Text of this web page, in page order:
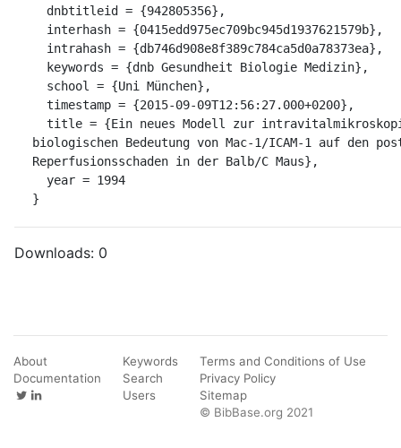
biologischen Bedeutung von Mac-1/ICAM-1 auf den
Reperfusionsschaden in der Balb/C Maus},
}
Downloads: 0
About
Documentation
Keywords
Search
Users
Terms and Conditions of Use
Privacy Policy
Sitemap
© BibBase.org 2021